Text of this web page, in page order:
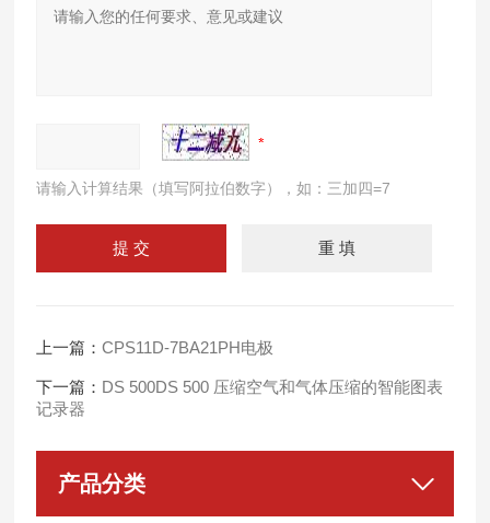
请输入计算结果（填写阿拉伯数字），如：三加四=7
上一篇：CPS11D-7BA21PH电极
下一篇： DS 500DS 500 压缩空气和气体压缩的智能图表
记录器
产品分类